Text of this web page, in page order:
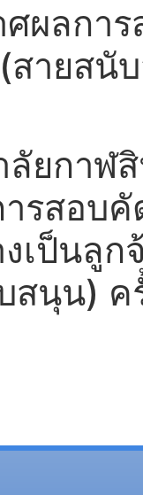
ผลการ
สายสนั
ลัยกาฬ
ารสอบคั
เป็นลูก
สนุน) ค